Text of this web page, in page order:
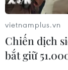
RSS
Ngôn ngữ
Dịch vụ tin
Liên hệ
vietnamplus.vn
Chiến dịch
bắt giữ